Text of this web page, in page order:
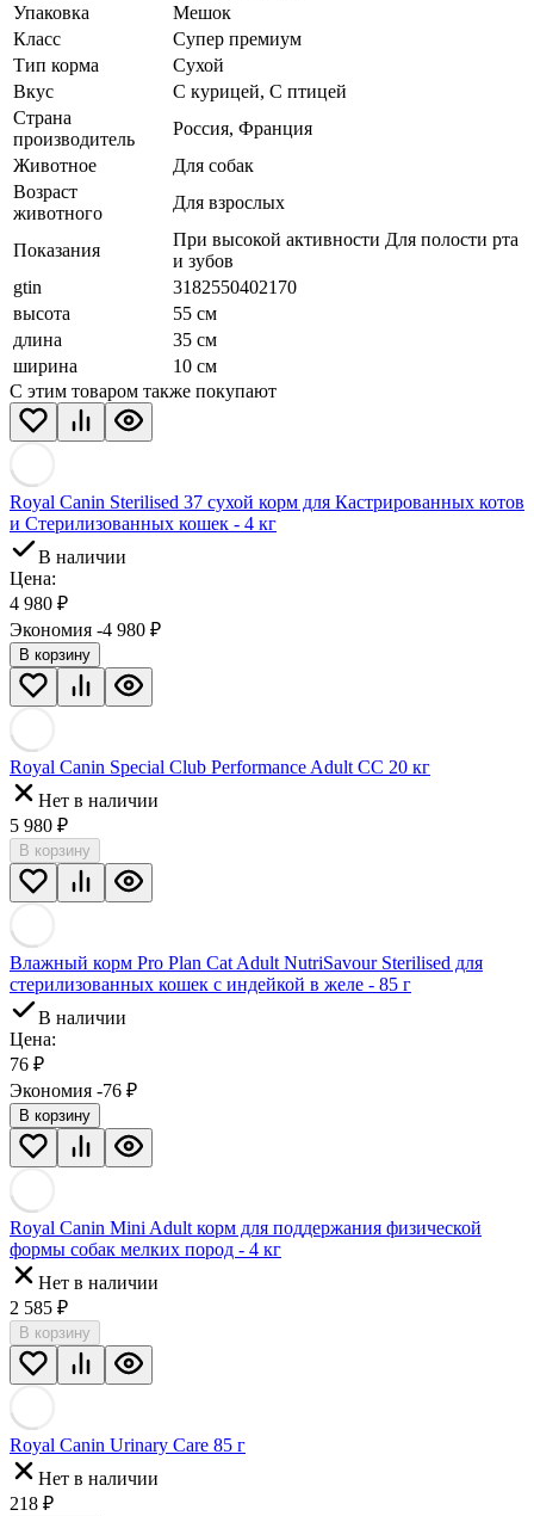
Упаковка
Мешок
Класс
Супер премиум
Тип корма
Сухой
Вкус
С курицей, С птицей
Страна
производитель
Россия, Франция
Животное
Для собак
Возраст
животного
Для взрослых
Показания
При высокой активности Для полости рта
и зубов
gtin
3182550402170
высота
55 см
длина
35 см
ширина
10 см
С этим товаром также покупают
Royal Canin Sterilised 37 сухой корм для Кастрированных котов
и Стерилизованных кошек - 4 кг
В наличии
Цена:
4 980 ₽
Экономия -4 980 ₽
В корзину
Royal Canin Special Club Performance Adult CC 20 кг
Нет в наличии
5 980 ₽
В корзину
Влажный корм Pro Plan Cat Adult NutriSavour Sterilised для
стерилизованных кошек с индейкой в желе - 85 г
В наличии
Цена:
76 ₽
Экономия -76 ₽
В корзину
Royal Canin Mini Adult корм для поддержания физической
формы собак мелких пород - 4 кг
Нет в наличии
2 585 ₽
В корзину
Royal Canin Urinary Care 85 г
Нет в наличии
218 ₽